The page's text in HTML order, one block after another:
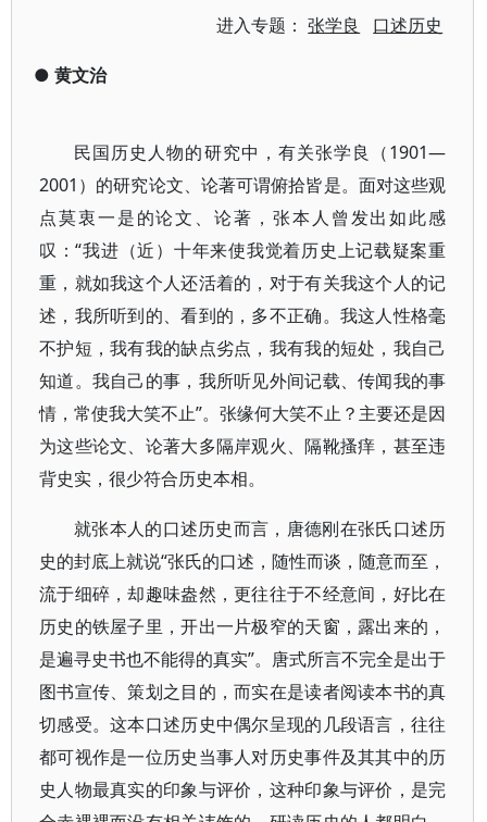
进入专题：张学良 口述历史
● 黄文治
民国历史人物的研究中，有关张学良（1901—
2001）的研究论文、论著可谓俯拾皆是。面对这些观
点莫衷一是的论文、论著，张本人曾发出如此感
叹：“我进（近）十年来使我觉着历史上记载疑案重
重，就如我这个人还活着的，对于有关我这个人的记
述，我所听到的、看到的，多不正确。我这人性格毫
不护短，我有我的缺点劣点，我有我的短处，我自己
知道。我自己的事，我所听见外间记载、传闻我的事
情，常使我大笑不止”。张缘何大笑不止？主要还是因
为这些论文、论著大多隔岸观火、隔靴搔痒，甚至违
背史实，很少符合历史本相。
就张本人的口述历史而言，唐德刚在张氏口述历
史的封底上就说“张氏的口述，随性而谈，随意而至，
流于细碎，却趣味盎然，更往往于不经意间，好比在
历史的铁屋子里，开出一片极窄的天窗，露出来的，
是遍寻史书也不能得的真实”。唐式所言不完全是出于
图书宣传、策划之目的，而实在是读者阅读本书的真
切感受。这本口述历史中偶尔呈现的几段语言，往往
都可视作是一位历史当事人对历史事件及其其中的历
史人物最真实的印象与评价，这种印象与评价，是完